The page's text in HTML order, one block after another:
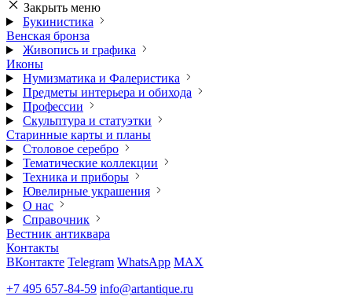
Закрыть меню
Букинистика
Венская бронза
Живопись и графика
Иконы
Нумизматика и Фалеристика
Предметы интерьера и обихода
Профессии
Скульптура и статуэтки
Старинные карты и планы
Столовое серебро
Тематические коллекции
Техника и приборы
Ювелирные украшения
О нас
Справочник
Вестник антиквара
Контакты
ВКонтакте Telegram WhatsApp MAX
+7 495 657-84-59 info@artantique.ru